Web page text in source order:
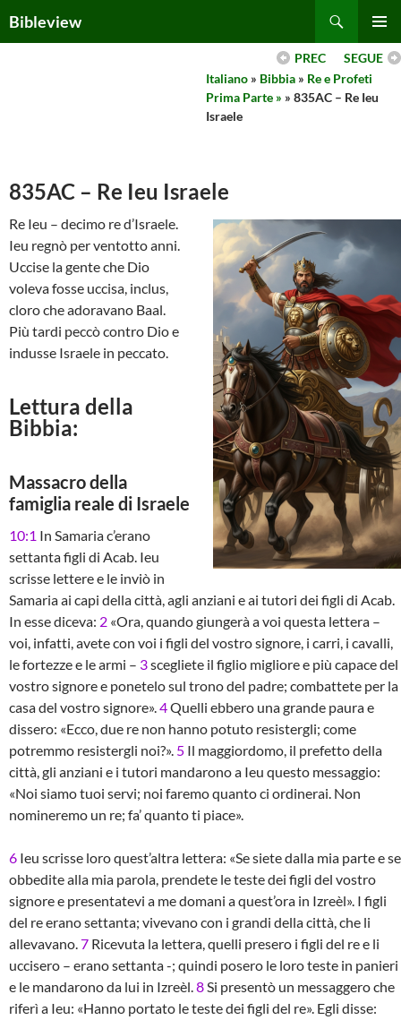
toBibleview
MENU
SEGUE
PREC
Italiano » Bibbia » Re e Profeti
Prima Parte » » 835AC – Re Ieu
Israele
835AC – Re Ieu Israele
Re Ieu – decimo re d’Israele.
Ieu regnò per ventotto anni.
Uccise la gente che Dio
voleva fosse uccisa, inclus,
cloro che adoravano Baal.
Più tardi peccò contro Dio e
indusse Israele in peccato.
Lettura della
Bibbia:
Massacro della
famiglia reale di Israele
10:1 In Samaria c’erano
settanta figli di Acab. Ieu
scrisse lettere e le inviò in
Samaria ai capi della città, agli anziani e ai tutori dei figli di Acab.
In esse diceva: 2 «Ora, quando giungerà a voi questa lettera –
voi, infatti, avete con voi i figli del vostro signore, i carri, i cavalli,
le fortezze e le armi – 3scegliete il figlio migliore e più capace del
vostro signore e ponetelo sul trono del padre; combattete per la
casa del vostro signore».4Quelli ebbero una grande paura e
dissero: «Ecco, due re non hanno potuto resistergli; come
potremmo resistergli noi?». 5 Il maggiordomo, il prefetto della
città, gli anziani e i tutori mandarono a Ieu questo messaggio:
«Noi siamo tuoi servi; noi faremo quanto ci ordinerai. Non
nomineremo un re; fa’ quanto ti piace».
6 Ieu scrisse loro quest’altra lettera: «Se siete dalla mia parte e se
obbedite alla mia parola, prendete le teste dei figli del vostro
signore e presentatevi a me domani a quest’ora in Izreèl». I figli
del re erano settanta; vivevano con i grandi della città, che li
allevavano.7 Ricevuta la lettera, quelli presero i figli del re e li
uccisero – erano settanta -; quindi posero le loro teste in panieri
e le mandarono da lui in Izreèl.8Si presentò un messaggero che
riferì a Ieu: «Hanno portato le teste dei figli del re». Egli disse: